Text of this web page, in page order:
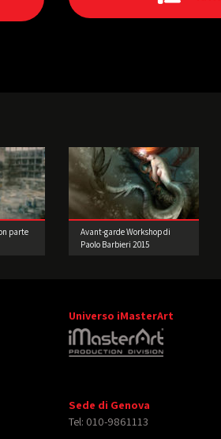
parte
Avant-garde Workshop di
Paolo Barbieri 2015
Universo iMasterArt
Sede di Genova
Tel: 010-9861113